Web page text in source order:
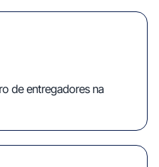
de entregadores na